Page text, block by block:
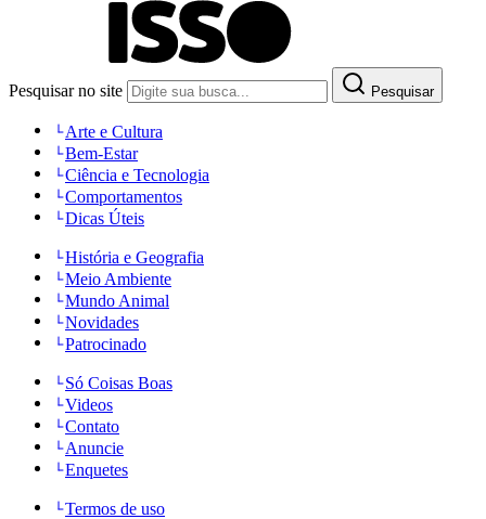
Pesquisar no site Pesquisar
Arte e Cultura
Bem-Estar
Ciência e Tecnologia
Comportamentos
Dicas Úteis
História e Geografia
Meio Ambiente
Mundo Animal
Novidades
Patrocinado
Só Coisas Boas
Videos
Contato
Anuncie
Enquetes
Termos de uso